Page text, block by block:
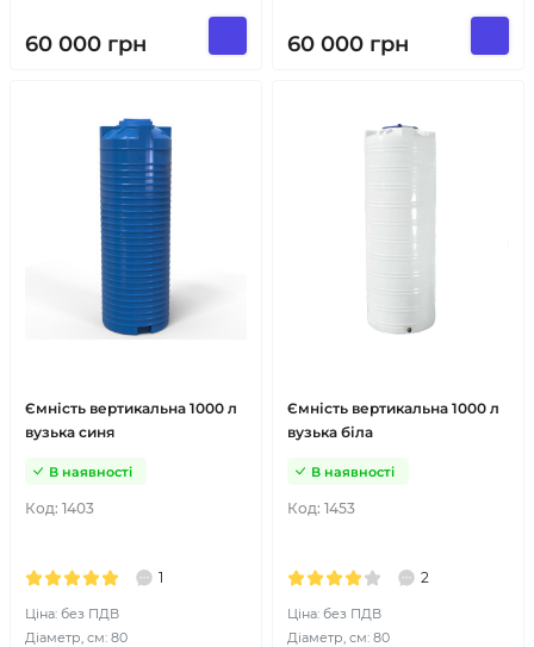
60 000 грн 60 000 грн
Ємність вертикальна 1000 л
вузька синя
Код: 1403
В наявності
1
Ціна: без ПДВ
Діаметр, см: 80
Ємність вертикальна 1000 л
вузька біла
Код: 1453
В наявності
2
Ціна: без ПДВ
Діаметр, см: 80